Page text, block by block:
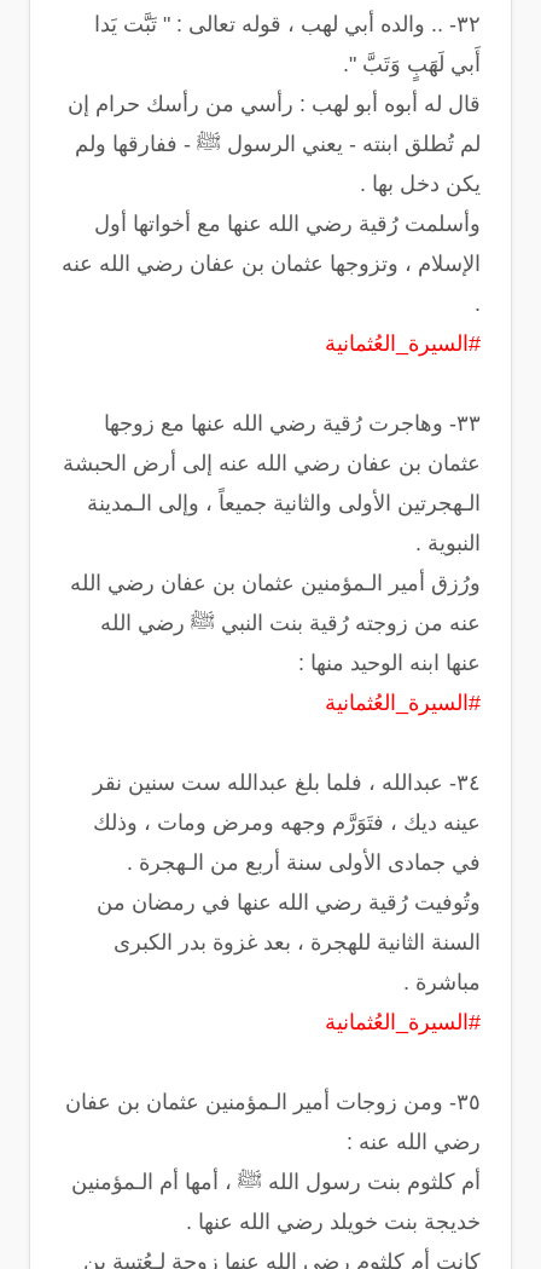
‏٣٢- .. والده أبي لهب ، قوله تعالى : ‏" تَبَّت يَدا
أَبي لَهَبٍ وَتَبَّ ".
‏قال له أبوه أبو لهب : رأسي من رأسك حرام إن
لم تُطلق ابنته - يعني الرسول ﷺ - ففارقها ولم
يكن دخل بها .
وأسلمت رُقية رضي الله عنها مع أخواتها أول
الإسلام ، وتزوجها عثمان بن عفان رضي الله عنه
.
#السيرة_العُثمانية
‏٣٣- وهاجرت رُقية رضي الله عنها مع زوجها
عثمان بن عفان رضي الله عنه إلى أرض الحبشة
الـهجرتين الأولى والثانية جميعاً ، وإلى الـمدينة
النبوية .
ورُزق أمير الـمؤمنين عثمان بن عفان رضي الله
عنه من زوجته رُقية بنت النبي ﷺ رضي الله
عنها ابنه الوحيد منها :
#السيرة_العُثمانية
‏٣٤- عبدالله ، فلما بلغ عبدالله ست سنين نقر
عينه ديك ، فتَوَرَّم وجهه ومرض ومات ، وذلك
في جمادى الأولى سنة أربع من الـهجرة .
وتُوفيت رُقية رضي الله عنها في رمضان من
السنة الثانية للهجرة ، بعد غزوة بدر الكبرى
مباشرة .
#السيرة_العُثمانية
‏٣٥- ومن زوجات أمير الـمؤمنين عثمان بن عفان
رضي الله عنه :
أم كلثوم بنت رسول الله ﷺ ، أمها أم الـمؤمنين
خديجة بنت خويلد رضي الله عنها .
كانت أم كلثوم رضي الله عنها زوجة لـعُتيبة بن